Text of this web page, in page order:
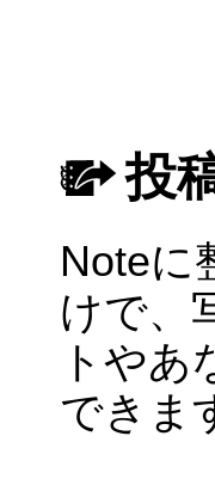
投
Noteに
けで、
トや
できま